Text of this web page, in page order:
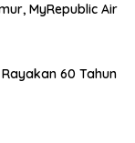
MyRepublic Air
60 Tahun